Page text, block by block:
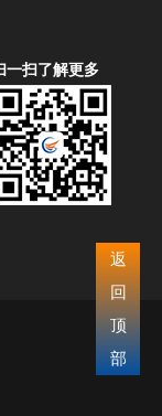
一扫了解更多
返
回
顶
部